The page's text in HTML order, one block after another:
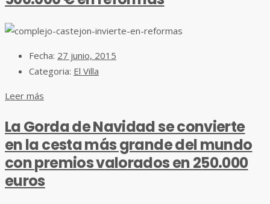
Fecha: 27 junio, 2015
Categoria: El Villa
Leer más
La Gorda de Navidad se convierte
en la cesta más grande del mundo
con premios valorados en 250.000
euros